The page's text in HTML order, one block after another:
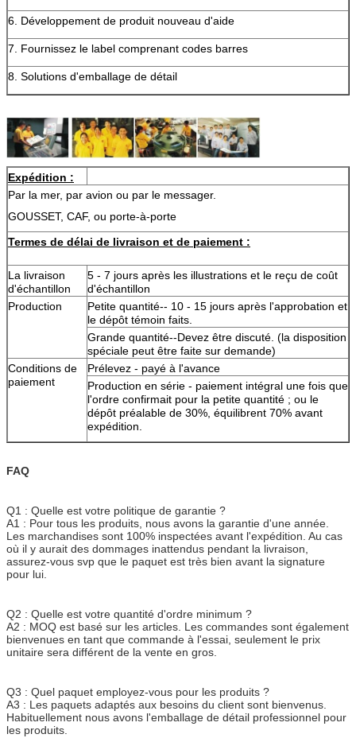
6. Développement de produit nouveau d'aide
7. Fournissez le label comprenant codes barres
8. Solutions d'emballage de détail
Expédition :
Par la mer, par avion ou par le messager.
GOUSSET, CAF, ou porte-à-porte
Termes de délai de livraison et de paiement :
La livraison
d'échantillon
5 - 7 jours après les illustrations et le reçu de coût
d'échantillon
Production
Petite quantité-- 10 - 15 jours après l'approbation et
le dépôt témoin faits.
Grande quantité--Devez être discuté. (la disposition
spéciale peut être faite sur demande)
Conditions de
paiement
Prélevez - payé à l'avance
Production en série - paiement intégral une fois que
l'ordre confirmait pour la petite quantité ; ou le
dépôt préalable de 30%, équilibrent 70% avant
expédition.
FAQ
Q1 : Quelle est votre politique de garantie ?
A1 : Pour tous les produits, nous avons la garantie d'une année.
Les marchandises sont 100% inspectées avant l'expédition. Au cas
où il y aurait des dommages inattendus pendant la livraison,
assurez-vous svp que le paquet est très bien avant la signature
pour lui.
Q2 : Quelle est votre quantité d'ordre minimum ?
A2 : MOQ est basé sur les articles. Les commandes sont également
bienvenues en tant que commande à l'essai, seulement le prix
unitaire sera différent de la vente en gros.
Q3 : Quel paquet employez-vous pour les produits ?
A3 : Les paquets adaptés aux besoins du client sont bienvenus.
Habituellement nous avons l'emballage de détail professionnel pour
les produits.